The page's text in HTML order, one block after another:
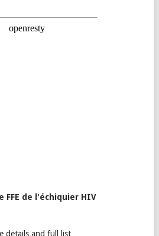
FFE de l'échiquier HIV